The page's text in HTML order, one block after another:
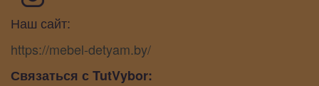
Наш сайт:
https://mebel-detyam.by/
Связаться с TutVybor: